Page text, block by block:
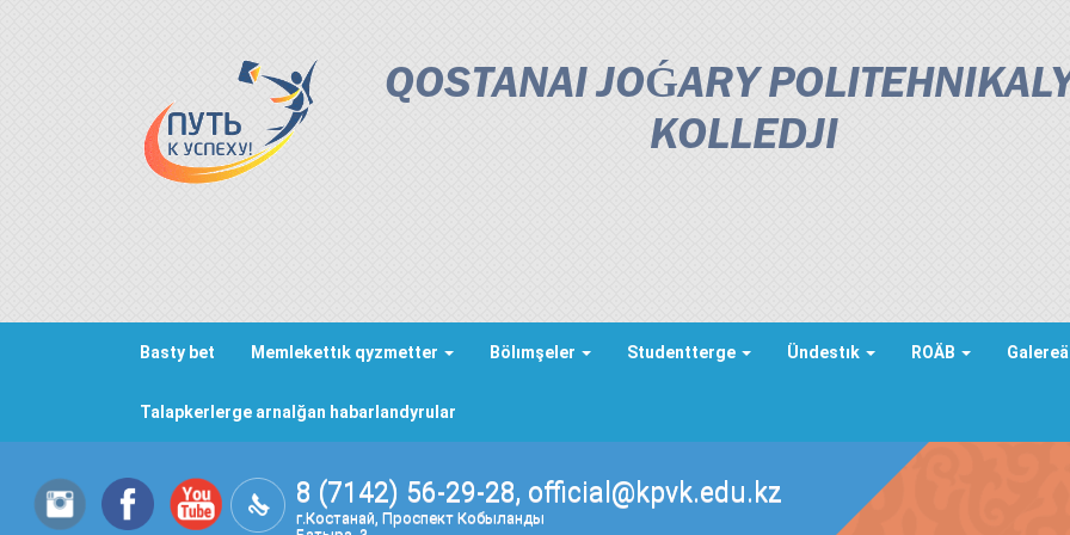
QOSTANAI JOǴARY
KOLLEDJІ
Basty bet Memlekettık qyzmetter Bölımşeler Studentterge Ündestık ROÄB Galereä
Talapkerlerge arnalğan habarlandyrular
8 (7142) 56-29-28, official@kpvk.edu.kz
г.Костанай, Проспект Кобыланды